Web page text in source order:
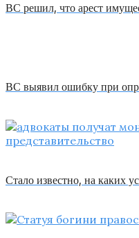
ВС решил, что арест
ВС выявил ошибку при
Стало известно, на каких